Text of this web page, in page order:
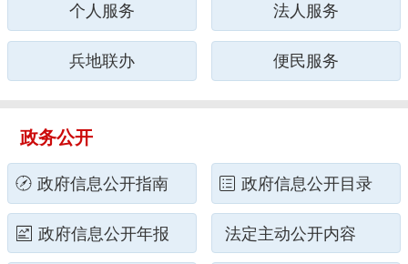
个人服务 法人服务
兵地联办 便民服务
政务公开
政府信息公开指南 政府信息公开目录
政府信息公开年报 法定主动公开内容